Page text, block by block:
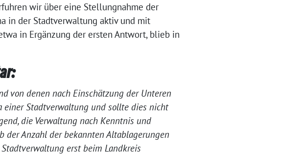
wir über eine Stellungnahme der
in der Stadtverwaltung aktiv und mit
in Ergänzung der ersten Antwort, blieb in
von denen nach Einschätzung der Unteren
einer Stadtverwaltung und sollte dies nicht
die Verwaltung nach Kenntnis und
der Anzahl der bekannten Altablagerungen
erst beim Landkreis